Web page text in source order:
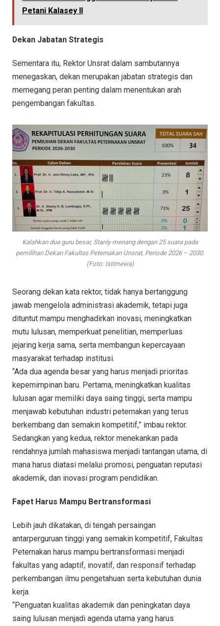
Petani Kalasey II
Dekan Jabatan Strategis
Sementara itu, Rektor Unsrat dalam sambutannya
menegaskan, dekan merupakan jabatan strategis dan
memegang peran penting dalam menentukan arah
pengembangan fakultas.
Kalahkan dua guru besar, Stanly menang dengan 25 suara pada
pemilihan Dekan Fakultas Peternakan Unsrat, Periode 2026 – 2030.
(Foto: Istimewa)
Seorang dekan kata rektor, tidak hanya bertanggung
jawab mengelola administrasi akademik, tetapi juga
dituntut mampu menghadirkan inovasi, meningkatkan
mutu lulusan, memperkuat penelitian, memperluas
jejaring kerja sama, serta membangun kepercayaan
masyarakat terhadap institusi.
“Ada dua agenda besar yang harus menjadi prioritas
kepemimpinan baru. Pertama, meningkatkan kualitas
lulusan agar memiliki daya saing tinggi, serta mampu
menjawab kebutuhan industri peternakan yang terus
berkembang dan semakin kompetitif,” imbau rektor.
Sedangkan yang kedua, rektor menekankan pada
rendahnya jumlah mahasiswa menjadi tantangan utama, di
mana harus diatasi melalui promosi, penguatan reputasi
akademik, dan inovasi program pendidikan.
Fapet Harus Mampu Bertransformasi
Lebih jauh dikatakan, di tengah persaingan
antarperguruan tinggi yang semakin kompetitif, Fakultas
Peternakan harus mampu bertransformasi menjadi
fakultas yang adaptif, inovatif, dan responsif terhadap
perkembangan ilmu pengetahuan serta kebutuhan dunia
kerja.
“Penguatan kualitas akademik dan peningkatan daya
saing lulusan menjadi agenda utama yang harus